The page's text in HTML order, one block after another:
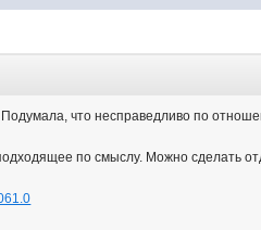
что несправедливо по
по смыслу. Можно сделать